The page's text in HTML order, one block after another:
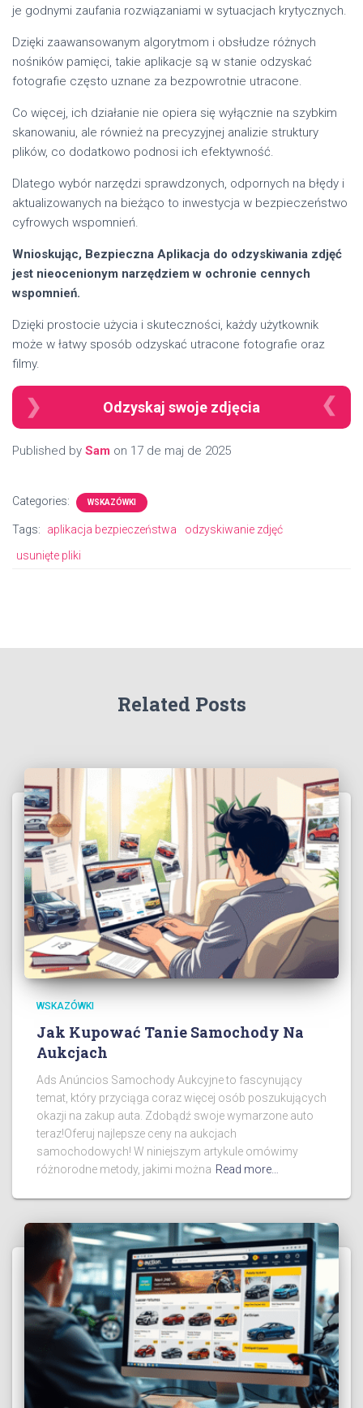
je godnymi zaufania rozwiązaniami w sytuacjach krytycznych.
Dzięki zaawansowanym algorytmom i obsłudze różnych
nośników pamięci, takie aplikacje są w stanie odzyskać
fotografie często uznane za bezpowrotnie utracone.
Co więcej, ich działanie nie opiera się wyłącznie na szybkim
skanowaniu, ale również na precyzyjnej analizie struktury
plików, co dodatkowo podnosi ich efektywność.
Dlatego wybór narzędzi sprawdzonych, odpornych na błędy i
aktualizowanych na bieżąco to inwestycja w bezpieczeństwo
cyfrowych wspomnień.
Wnioskując, Bezpieczna Aplikacja do odzyskiwania zdjęć
jest nieocenionym narzędziem w ochronie cennych
wspomnień.
Dzięki prostocie użycia i skuteczności, każdy użytkownik
może w łatwy sposób odzyskać utracone fotografie oraz
filmy.
Odzyskaj swoje zdjęcia
Published by Sam on 17 de maj de 2025
Categories: WSKAZÓWKI
Tags: aplikacja bezpieczeństwa
odzyskiwanie zdjęć
usunięte pliki
Related Posts
WSKAZÓWKI
Jak Kupować Tanie Samochody Na
Aukcjach
Ads Anúncios Samochody Aukcyjne to fascynujący
temat, który przyciąga coraz więcej osób poszukujących
okazji na zakup auta. Zdobądź swoje wymarzone auto
teraz!Oferuj najlepsze ceny na aukcjach
samochodowych! W niniejszym artykule omówimy
różnorodne metody, jakimi można Read more…